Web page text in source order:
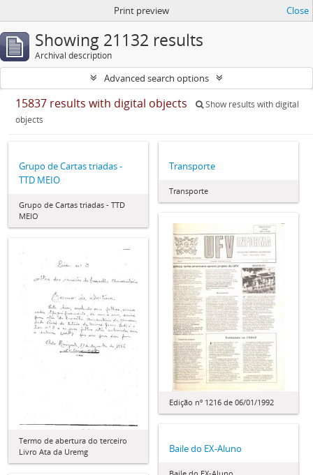
Print preview Close
Showing 21132 results
Archival description
Advanced search options
15837 results with digital objects
Show results with digital
objects
Grupo de Cartas triadas -
TTD MEIO
Grupo de Cartas triadas - TTD
MEIO
Transporte
Transporte
Edição nº 1216 de 06/01/1992
Termo de abertura do terceiro
Livro Ata da Uremg
Baile do EX-Aluno